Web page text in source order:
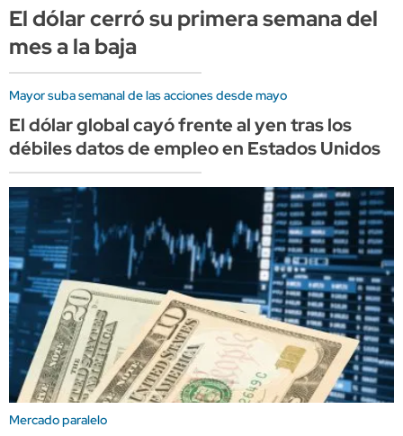
El dólar cerró su primera semana del
mes a la baja
Mayor suba semanal de las acciones desde mayo
El dólar global cayó frente al yen tras los
débiles datos de empleo en Estados Unidos
Mercado paralelo